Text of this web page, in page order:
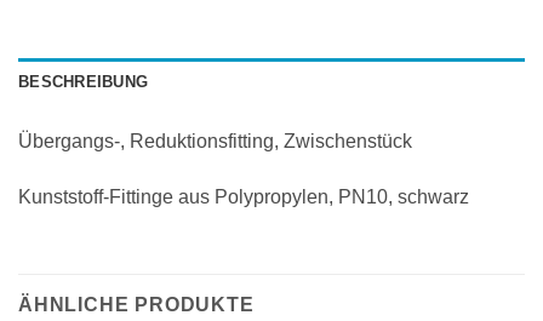
BESCHREIBUNG
Übergangs-, Reduktionsfitting, Zwischenstück
Kunststoff-Fittinge aus Polypropylen, PN10, schwarz
ÄHNLICHE PRODUKTE